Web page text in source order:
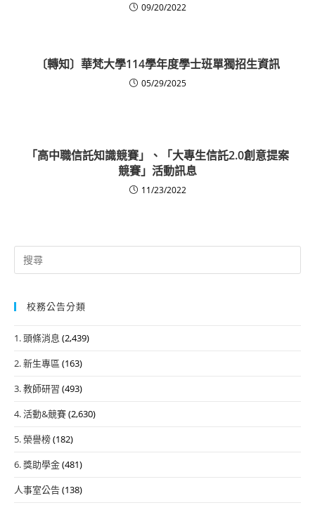
09/20/2022
〔轉知〕華梵大學114學年度學士班單獨招生資訊
05/29/2025
「高中職信託知識競賽」、「大專生信託2.0創意提案
競賽」活動訊息
11/23/2022
Search
for:
校務公告分類
1. 頭條消息 (2,439)
2. 新生專區 (163)
3. 教師研習 (493)
4. 活動&競賽(2,630)
5. 榮譽榜(182)
6. 獎助學金(481)
人事室公告(138)